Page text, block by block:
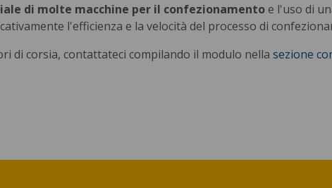
di molte macchine per il confezionamentoe l'uso di
l'efficienza e la velocità del processo di
di corsia, contattateci compilando il modulo nella sezione